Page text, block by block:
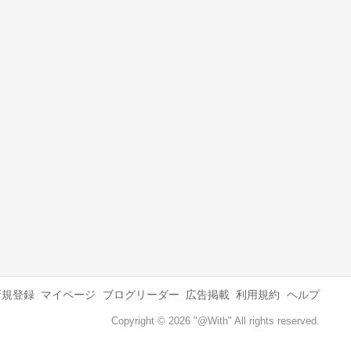
規登録 マイページ ブログリーダー 広告掲載 利用規約 ヘルプ
Copyright © 2026 "@With" All rights reserved.